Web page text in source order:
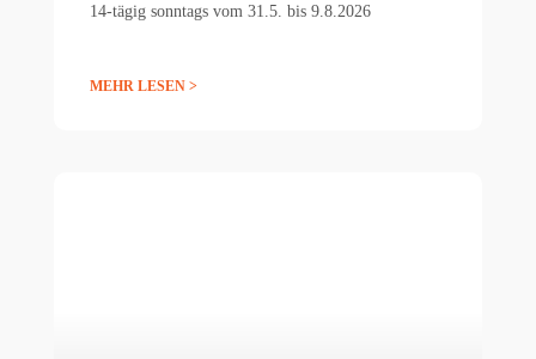
14-tägig sonntags vom 31.5. bis 9.8.2026
MEHR LESEN >